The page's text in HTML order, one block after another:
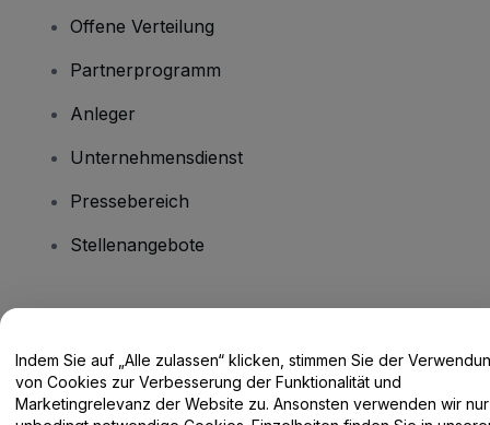
Offene Verteilung
Partnerprogramm
Anleger
Unternehmensdienst
Pressebereich
Stellenangebote
Hilfe-Center / Kontakt
Indem Sie auf „Alle zulassen“ klicken, stimmen Sie der
von Cookies zur Verbesserung der Funktionalität und
Marketingrelevanz der Website zu. Ansonsten verwenden wir nur